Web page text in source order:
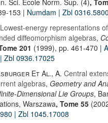
153 | Numdam | Zbl
Lowest-energy representations
diffeomorphism algebras,
201 (1999), pp. 461-470 |
| Zbl 0936.17025
Et Al., A. Central
algebras, Geometry and
Dimensional Lie Groups,
Warszawa, Tome 55
| Zbl 1045.17008